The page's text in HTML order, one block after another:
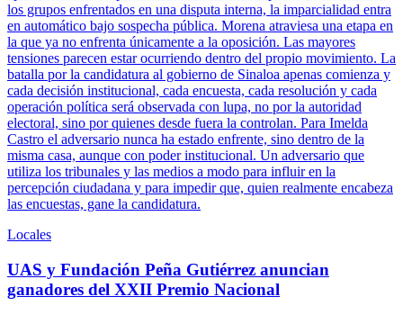
los grupos enfrentados en una disputa interna, la imparcialidad entra
en automático bajo sospecha pública. Morena atraviesa una etapa en
la que ya no enfrenta únicamente a la oposición. Las mayores
tensiones parecen estar ocurriendo dentro del propio movimiento. La
batalla por la candidatura al gobierno de Sinaloa apenas comienza y
cada decisión institucional, cada encuesta, cada resolución y cada
operación política será observada con lupa, no por la autoridad
electoral, sino por quienes desde fuera la controlan. Para Imelda
Castro el adversario nunca ha estado enfrente, sino dentro de la
misma casa, aunque con poder institucional. Un adversario que
utiliza los tribunales y las medios a modo para influir en la
percepción ciudadana y para impedir que, quien realmente encabeza
las encuestas, gane la candidatura.
Locales
UAS y Fundación Peña Gutiérrez anuncian
ganadores del XXII Premio Nacional